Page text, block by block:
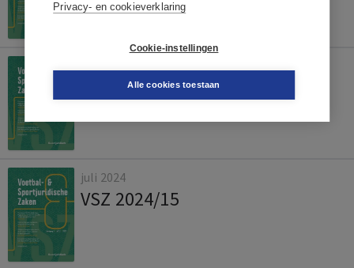
Privacy- en cookieverklaring
Cookie-instellingen
Alle cookies toestaan
VSZ 2024/14
juli 2024
VSZ 2024/15